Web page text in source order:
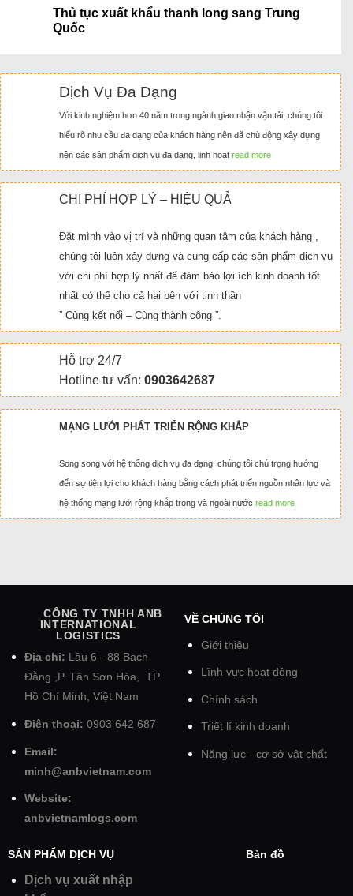
Thủ tục xuất khẩu thanh long sang Trung
Quốc
Dịch Vụ Đa Dạng
Với kinh nghiệm hơn 40 năm trong ngành giao nhận vận tải, chúng tôi
hiểu rõ nhu cầu đa dạng của khách hàng nên đã chủ động xây dựng
nên các sản phẩm dịch vụ đa dạng, linh hoạt read more
CHI PHÍ HỢP LÝ – HIỆU QUẢ
Đặt mình vào vị trí và những quan tâm của khách hàng ,
chúng tôi luôn xây dựng và cung cấp các sản phẩm dịch vụ
với chi phí hợp lý nhất để đảm bảo lợi ích kinh doanh tốt
nhất có thể cho cả hai bên với tinh thần
” Cùng kết nối – Cùng thành công ”.
Hỗ trợ 24/7
Hotline tư vấn: 0903642687
MẠNG LƯỚI PHÁT TRIỂN RỘNG KHẮP
Song song với hệ thống dịch vụ đa dạng, chúng tôi chú trọng hướng
đến sự tiện lợi cho khách hàng bằng cách phát triển nguồn nhân lực và
hệ thống mạng lưới rộng khắp trong và ngoài nước read more
CÔNG TY TNHH ANB
INTERNATIONAL
LOGISTICS
Địa chỉ: Lầu 6 - 88 Bạch
Đằng ,P. Tân Sơn Hòa, TP
Hồ Chí Minh, Việt Nam
Điện thoại: 0903 642 687
Email:
minh@anbvietnam.com
Website:
anbvietnamlogs.com
VỀ CHÚNG TÔI
Giới thiệu
Lĩnh vực hoạt động
Chính sách
Triết lí kinh doanh
Năng lực - cơ sở vật chất
SẢN PHẨM DỊCH VỤ
Dịch vụ xuất nhập
Bản đồ